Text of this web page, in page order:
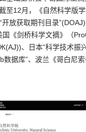
至12月，《自然科学版
放获取期刊目录
国《剑桥科学文摘》（
、日本“科学技术振
数据库”、波兰《哥白尼